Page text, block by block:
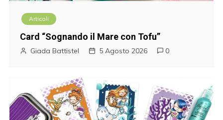
a
Articoli
Card “Sognando il Mare con Tofu”
Giada Battistel 5 Agosto 2026 0